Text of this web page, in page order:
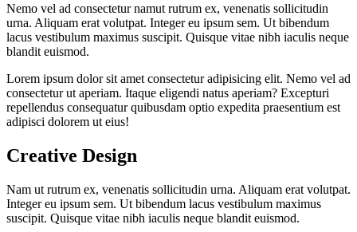
Nemo vel ad consectetur namut rutrum ex, venenatis sollicitudin
urna. Aliquam erat volutpat. Integer eu ipsum sem. Ut bibendum
lacus vestibulum maximus suscipit. Quisque vitae nibh iaculis neque
blandit euismod.
Lorem ipsum dolor sit amet consectetur adipisicing elit. Nemo vel ad
consectetur ut aperiam. Itaque eligendi natus aperiam? Excepturi
repellendus consequatur quibusdam optio expedita praesentium est
adipisci dolorem ut eius!
Creative Design
Nam ut rutrum ex, venenatis sollicitudin urna. Aliquam erat volutpat.
Integer eu ipsum sem. Ut bibendum lacus vestibulum maximus
suscipit. Quisque vitae nibh iaculis neque blandit euismod.